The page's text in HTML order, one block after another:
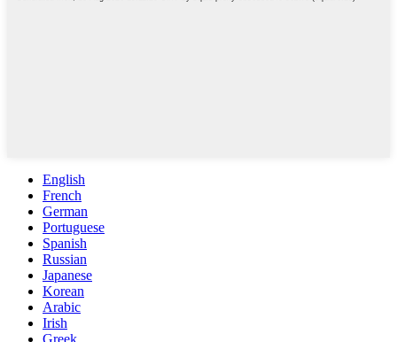
English
French
German
Portuguese
Spanish
Russian
Japanese
Korean
Arabic
Irish
Greek